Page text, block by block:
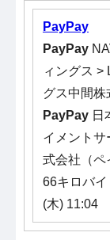
PayPay
PayPay
ィングス >
グス中間株
PayPay 日
イメントサ
式会社（ペ
66キロバイ
(木) 11:04